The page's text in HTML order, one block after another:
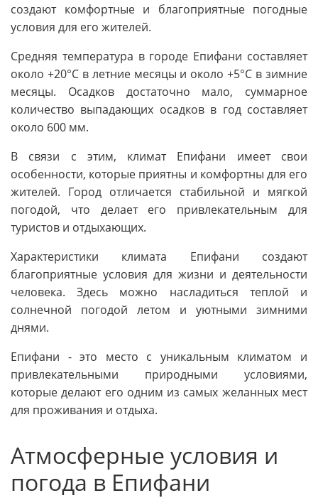
создают комфортные и благоприятные погодные
условия для его жителей.
Средняя температура в городе Епифани составляет
около +20°C в летние месяцы и около +5°C в зимние
месяцы. Осадков достаточно мало, суммарное
количество выпадающих осадков в год составляет
около 600 мм.
В связи с этим, климат Епифани имеет свои
особенности, которые приятны и комфортны для его
жителей. Город отличается стабильной и мягкой
погодой, что делает его привлекательным для
туристов и отдыхающих.
Характеристики климата Епифани создают
благоприятные условия для жизни и деятельности
человека. Здесь можно насладиться теплой и
солнечной погодой летом и уютными зимними
днями.
Епифани - это место с уникальным климатом и
привлекательными природными условиями,
которые делают его одним из самых желанных мест
для проживания и отдыха.
Атмосферные условия и
погода в Епифани